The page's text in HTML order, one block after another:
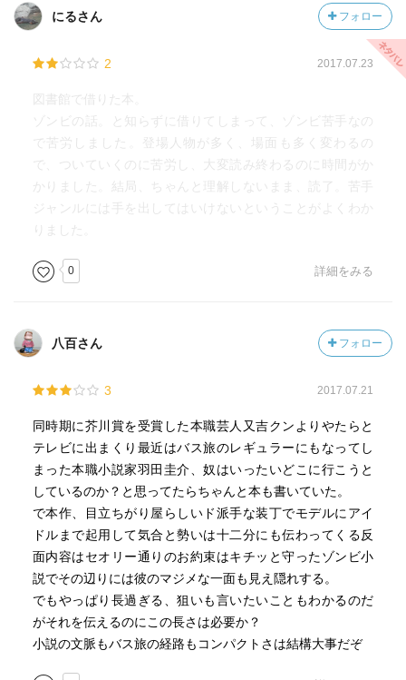
にるさん フォロー
2 2017.07.23
図書館で借りた本。
ゾンビの話。と知らずに借りてしまって、ゾンビ苦手なの
で苦労しました。登場人物が多く、場面も多く変わるの
で、ついていくのに苦労し、大変読み終わるのに時間がか
かりました。結局、ちゃんと理解しないまま、読了。苦手
ジャンルには手を出してはいけないということがよくわか
りました。
0 詳細をみる
八百さん フォロー
3 2017.07.21
同時期に芥川賞を受賞した本職芸人又吉クンよりやたらと
テレビに出まくり最近はバス旅のレギュラーにもなってし
まった本職小説家羽田圭介、奴はいったいどこに行こうと
しているのか？と思ってたらちゃんと本も書いていた。
で本作、目立ちがり屋らしいド派手な装丁でモデルにアイ
ドルまで起用して気合と勢いは十二分にも伝わってくる反
面内容はセオリー通りのお約束はキチッと守ったゾンビ小
説でその辺りには彼のマジメな一面も見え隠れする。
でもやっぱり長過ぎる、狙いも言いたいこともわかるのだ
がそれを伝えるのにこの長さは必要か？
小説の文脈もバス旅の経路もコンパクトさは結構大事だぞ